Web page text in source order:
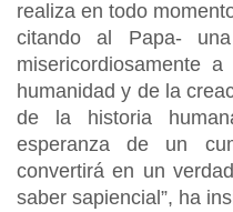
realiza en todo
citando al Papa-
misericordiosamente
humanidad y de la
de la historia
esperanza de un
convertirá en un
saber sapiencial”, ha